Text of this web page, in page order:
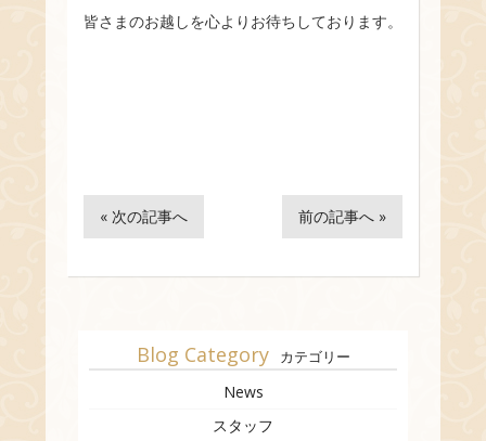
皆さまのお越しを心よりお待ちしております。
« 次の記事へ 前の記事へ »
Blog Category カテゴリー
News
スタッフ